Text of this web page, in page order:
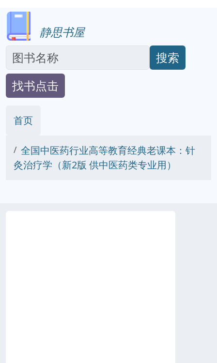
静思书屋
搜索
找书点击
首页
全国中医药行业高等教育经典老课本：针
灸治疗学（新2版 供中医药类专业用）